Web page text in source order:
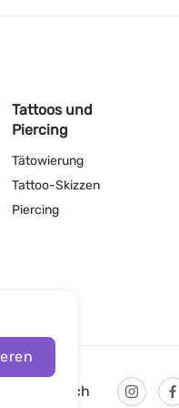
Tattoos und
Piercing
Tätowierung
Tattoo-Skizzen
Piercing
Deutsch